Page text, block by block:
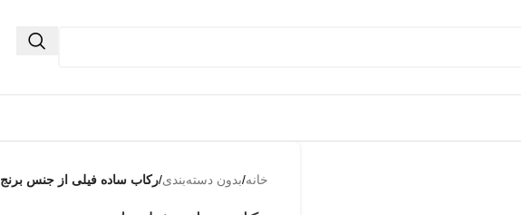
خانه/بدون دسته‌بندی/رکاب ساده فیلی از جنس برنج